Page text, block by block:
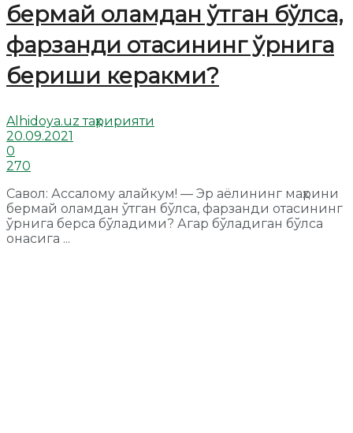
бермай оламдан ўтган бўлса,
фарзанди отасининг ўрнига
бериши керакми?
Alhidoya.uz таҳририяти
20.09.2021
0
270
Савол: Ассалому алайкум! — Эр аёлининг маҳрини
бермай оламдан ўтган бўлса, фарзанди отасининг
ўрнига берса бўладими? Агар бўладигaн бўлса
онасига ...